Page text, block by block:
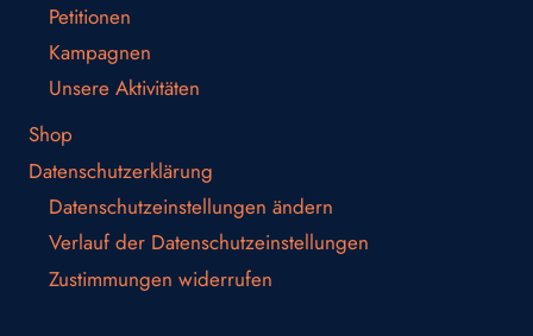
Petitionen
Kampagnen
Unsere Aktivitäten
Shop
Datenschutzerklärung
Datenschutzeinstellungen ändern
Verlauf der Datenschutzeinstellungen
Zustimmungen widerrufen